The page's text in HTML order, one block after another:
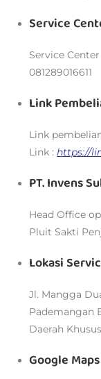
Service
Service
081289016611
Link
Link
Link :https://
PT. Invens
Head Office
Pluit Sakti
Lokasi
Jl. Mangga
Pademangan
Daerah
Google